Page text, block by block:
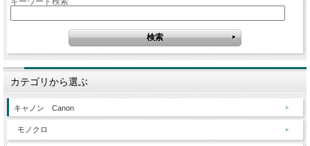
カテゴリから選ぶ
キャノン Canon
モノクロ